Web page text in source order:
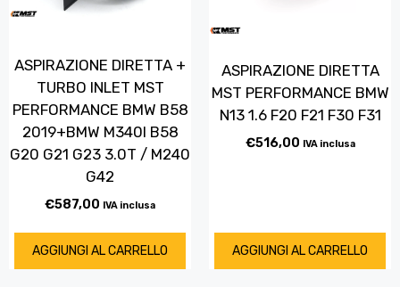
ASPIRAZIONE DIRETTA +
TURBO INLET MST
PERFORMANCE BMW B58
2019+BMW M340I B58
G20 G21 G23 3.0T / M240
G42
€587,00 IVA inclusa
AGGIUNGI AL CARRELLO
ASPIRAZIONE DIRETTA
MST PERFORMANCE BMW
N13 1.6 F20 F21 F30 F31
€516,00 IVA inclusa
AGGIUNGI AL CARRELLO